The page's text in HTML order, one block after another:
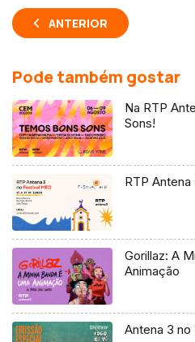
ANTERIOR
Pode também gostar
Na RTP
Sons!
RTP
Gorillaz: A
Animação
Antena 3 no